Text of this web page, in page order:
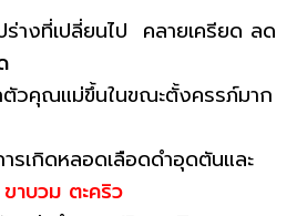
ร่างที่เปลี่ยนไป คลายเครียด ลด
วคุณแม่ขึ้นในขณะตั้งครรภ์มาก
รเกิดหลอดเลือดดำอุดตันและ
ขาบวม ตะคริว